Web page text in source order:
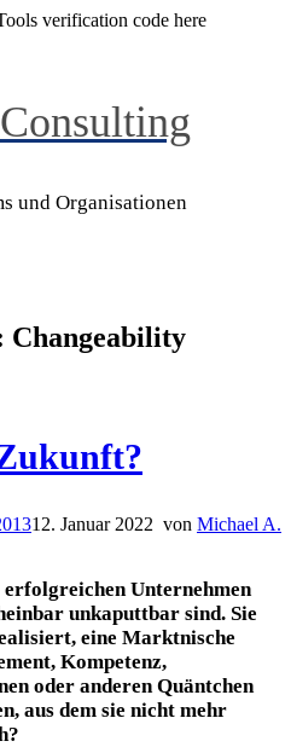
verification code here
und Organisationen
Changeability
12. Januar 2022 von Michael A.
Unternehmen
unkaputtbar sind. Sie
eine Marktnische
Kompetenz,
oder anderen Quäntchen
aus dem sie nicht mehr